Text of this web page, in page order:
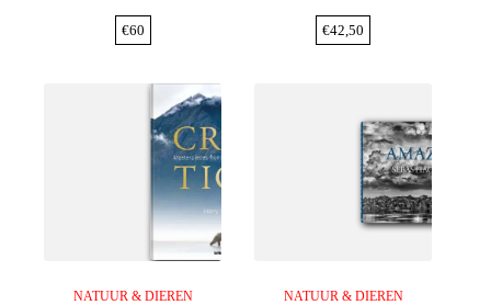
€60 €42,50
NATUUR & DIEREN NATUUR & DIEREN